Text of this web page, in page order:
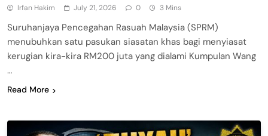
Irfan Hakim July 21, 2026 0 3 Mins
Suruhanjaya Pencegahan Rasuah Malaysia (SPRM)
menubuhkan satu pasukan siasatan khas bagi menyiasat
kerugian kira-kira RM200 juta yang dialami Kumpulan Wang
…
Read More